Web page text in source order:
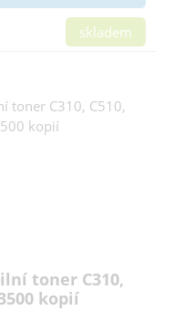
skladem
toner C310,
kopií